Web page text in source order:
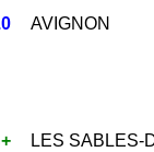
AVIGNON
LES SABLES-